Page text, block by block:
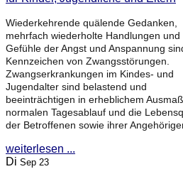
Wiederkehrende quälende Gedanken,
mehrfach wiederholte Handlungen und
Gefühle der Angst und Anspannung
Kennzeichen von Zwangsstörungen.
Zwangserkrankungen im Kindes- und
Jugendalter sind belastend und
beeinträchtigen in erheblichem
normalen Tagesablauf und die
der Betroffenen sowie ihrer
weiterlesen ...
Di Sep 23